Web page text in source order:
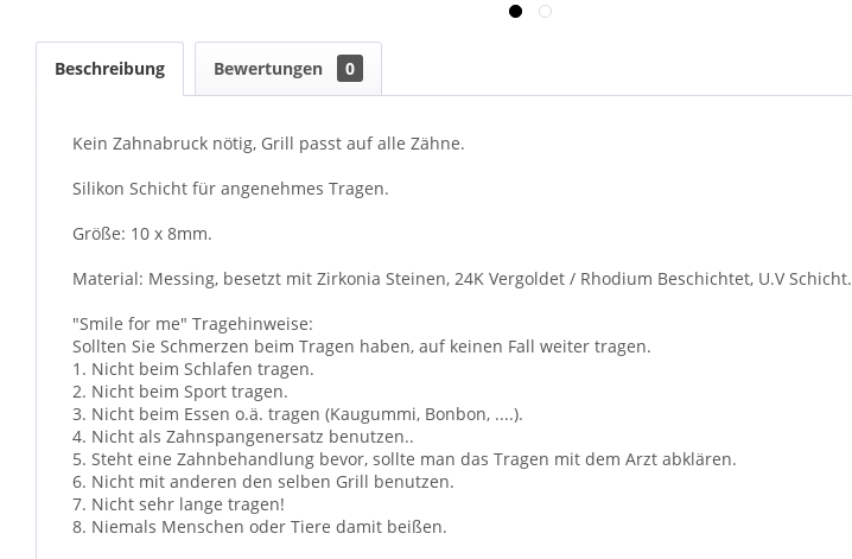
Beschreibung Bewertungen 0
Kein Zahnabruck nötig, Grill passt auf alle Zähne.
Silikon Schicht für angenehmes Tragen.
Größe: 10 x 8mm.
Material: Messing, besetzt mit Zirkonia Steinen, 24K Vergoldet / Rhodium Beschichtet, U.V Schicht.
"Smile for me" Tragehinweise:
Sollten Sie Schmerzen beim Tragen haben, auf keinen Fall weiter tragen.
1. Nicht beim Schlafen tragen.
2. Nicht beim Sport tragen.
3. Nicht beim Essen o.ä. tragen (Kaugummi, Bonbon, ....).
4. Nicht als Zahnspangenersatz benutzen..
5. Steht eine Zahnbehandlung bevor, sollte man das Tragen mit dem Arzt abklären.
6. Nicht mit anderen den selben Grill benutzen.
7. Nicht sehr lange tragen!
8. Niemals Menschen oder Tiere damit beißen.